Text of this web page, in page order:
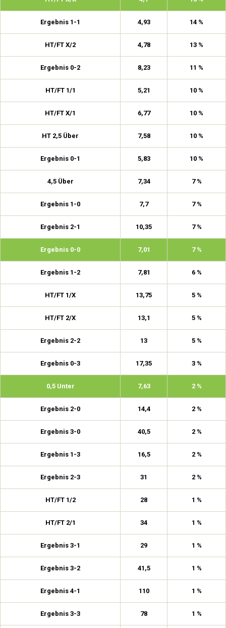
Ergebnis 1-1 4,93 14 %
HT/FT X/2 4,78 13 %
Ergebnis 0-2 8,23 11 %
HT/FT 1/1 5,21 10 %
HT/FT X/1 6,77 10 %
HT 2,5 Über 7,58 10 %
Ergebnis 0-1 5,83 10 %
4,5 Über 7,34 7 %
Ergebnis 1-0 7,7 7 %
Ergebnis 2-1 10,35 7 %
Ergebnis 0-0 7,01 7 %
Ergebnis 1-2 7,81 6 %
HT/FT 1/X 13,75 5 %
HT/FT 2/X 13,1 5 %
Ergebnis 2-2 13 5 %
Ergebnis 0-3 17,35 3 %
0,5 Unter 7,63 2 %
Ergebnis 2-0 14,4 2 %
Ergebnis 3-0 40,5 2 %
Ergebnis 1-3 16,5 2 %
Ergebnis 2-3 31 2 %
HT/FT 1/2 28 1 %
HT/FT 2/1 34 1 %
Ergebnis 3-1 29 1 %
Ergebnis 3-2 41,5 1 %
Ergebnis 4-1 110 1 %
Ergebnis 3-3 78 1 %